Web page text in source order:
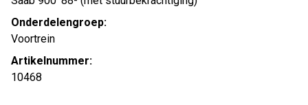
Onderdelengroep:
Voortrein
Artikelnummer:
10468